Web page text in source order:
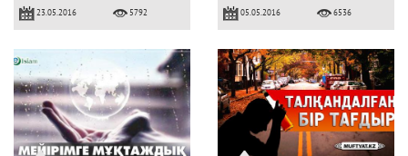
23.05.2016 5792 05.05.2016 6536